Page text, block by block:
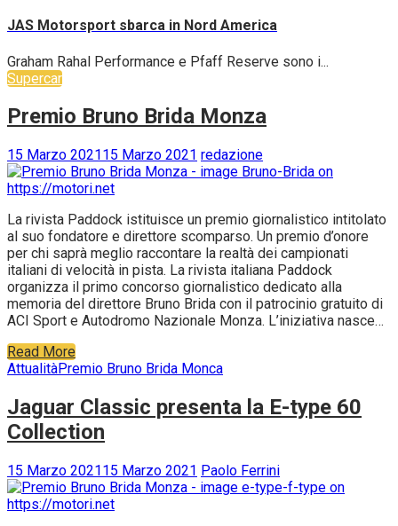
JAS Motorsport sbarca in Nord America
Graham Rahal Performance e Pfaff Reserve sono i...
Supercar
Premio Bruno Brida Monza
15 Marzo 2021 15 Marzo 2021 redazione
La rivista Paddock istituisce un premio giornalistico intitolato
al suo fondatore e direttore scomparso. Un premio d’onore
per chi saprà meglio raccontare la realtà dei campionati
italiani di velocità in pista. La rivista italiana Paddock
organizza il primo concorso giornalistico dedicato alla
memoria del direttore Bruno Brida con il patrocinio gratuito di
ACI Sport e Autodromo Nazionale Monza. L’iniziativa nasce…
Read More
AttualitàPremio Bruno Brida Monca
Jaguar Classic presenta la E-type 60
Collection
15 Marzo 2021 15 Marzo 2021 Paolo Ferrini